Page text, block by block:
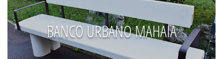
BANCO URBANO MAHAIA